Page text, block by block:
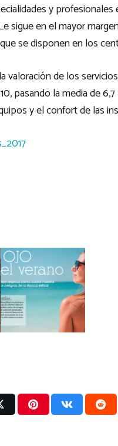
y
sigue en el mayor
se disponen en los
valoración de los
pasando la media de
y el confort de las